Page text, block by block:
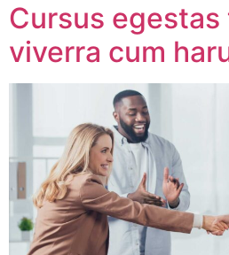
Cursus
viverra cum